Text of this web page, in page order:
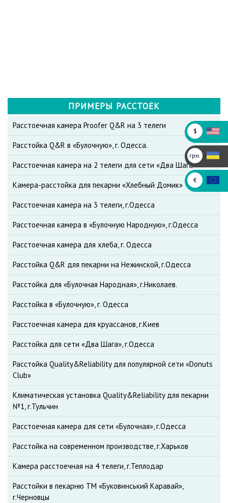
ПРИМЕРЫ РАССТОЕК
Расстоечная камера Proofer Q&R на 3 телеги
Расстойка Q&R в «Булочную», г. Одесса.
Расстоечная камера на 2 телеги для сети «Два Шага»
Камера-расстойка для пекарни «Хлебный Домик»
Расстоечная камера на 3 телеги, г.Одесса
Расстоечная камера в «Булочную Народную», г.Одесса
Расстоечная камера для хлеба, г. Одесса
Расстойка Q&R для пекарни на Нежинской, г.Одесса
Расстойка для «Булочная Народная», г.Николаев.
Расстойка в «Булочную», г. Одесса
Расстоечная камера для круассанов, г.Киев
Расстойка для сети «Два Шага», г.Одесса
Расстойка Quality&Reliability для популярной сети «Donuts
Club»
Климатическая установка Quality&Reliability для пекарни
№1, г.Тульчин
Расстоечная камера для сети «Булочная», г.Одесса
Расстойка на современном производстве, г.Харьков
Камера расстоечная на 4 телеги, г.Теплодар
Расстойки в пекарню ТМ «Буковинський Каравай»,
г.Черновцы
$
грн.
€